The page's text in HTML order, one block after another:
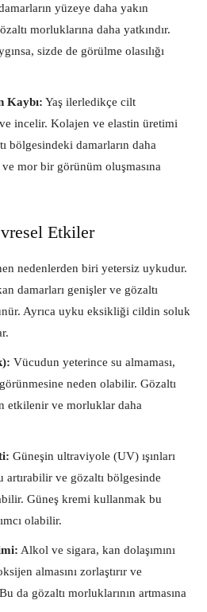
yüzeye daha yakın
morluklarına daha yatkındır.
sizde de görülme olasılığı
Kaybı: Yaş ilerledikçe cilt
incelir. Kolajen ve elastin üretimi
bölgesindeki damarların daha
mor bir görünüm oluşmasına
Etkiler
nedenlerden biri yetersiz uykudur.
damarları genişler ve gözaltı
Ayrıca uyku eksikliği cildin soluk
Vücudun yeterince su almaması,
neden olabilir. Gözaltı
etkilenir ve morluklar daha
Güneşin ultraviyole (UV) ışınları
ve gözaltı bölgesinde
Güneş kremi kullanmak bu
olabilir.
Alkol ve sigara, kan dolaşımını
almasını zorlaştırır ve
da gözaltı morluklarının artmasına